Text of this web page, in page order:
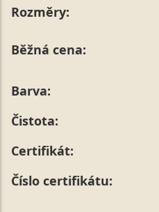
Rozměry:
Běžná cena:
Barva:
Čistota:
Certifikát:
Číslo certifikátu: